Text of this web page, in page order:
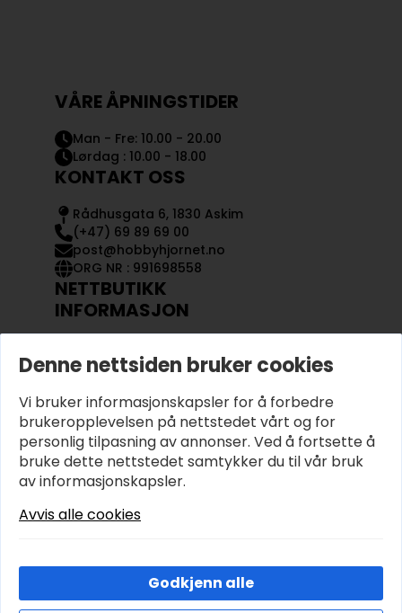
VÅRE ÅPNINGSTIDER
Man - Fre: 10.00 - 20.00
Lørdag : 10.00 - 18.00
KONTAKT OSS
Rådhusgata 6, 1830 Askim
(+47) 69 89 69 00
post@hobbyhjornet.no
ORG NR : 991698558
NETTBUTIKK
INFORMASJON
OM OSS
KJØPSVILKÅR OG BETINGELSER
PERSONVERN
Denne nettsiden bruker cookies
Vi bruker informasjonskapsler for å forbedre
brukeropplevelsen på nettstedet vårt og for
personlig tilpasning av annonser. Ved å fortsette å
bruke dette nettstedet samtykker du til vår bruk
av informasjonskapsler.
Avvis alle cookies
Godkjenn alle